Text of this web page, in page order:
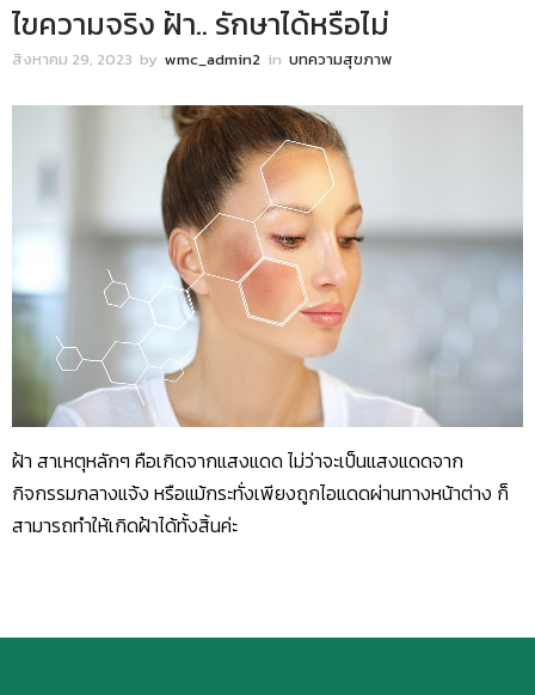
ไขความจริง ฝ้า.. รักษาได้หรือไม่
สิงหาคม 29, 2023 by wmc_admin2 in บทความสุขภาพ
ฝ้า สาเหตุหลักๆ คือเกิดจากแสงแดด ไม่ว่าจะเป็นแสงแดดจาก
กิจกรรมกลางแจ้ง หรือแม้กระทั่งเพียงถูกไอแดดผ่านทางหน้าต่าง ก็
สามารถทำให้เกิดฝ้าได้ทั้งสิ้นค่ะ